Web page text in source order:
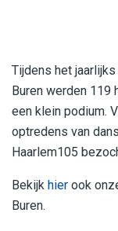
Tijdens het
Buren werden 119
een klein podium.
optredens van
Haarlem105
Bekijk hier ook
Buren.